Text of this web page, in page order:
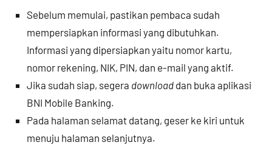
Sebelum memulai, pastikan pembaca sudah
mempersiapkan informasi yang dibutuhkan.
Informasi yang dipersiapkan yaitu nomor kartu,
nomor rekening, NIK, PIN, dan e-mail yang aktif.
Jika sudah siap, segera download dan buka aplikasi
BNI Mobile Banking.
Pada halaman selamat datang, geser ke kiri untuk
menuju halaman selanjutnya.